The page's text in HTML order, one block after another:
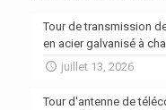
Tour de transmission
en acier galvanisé à
juillet 13, 2026
Tour d'antenne de